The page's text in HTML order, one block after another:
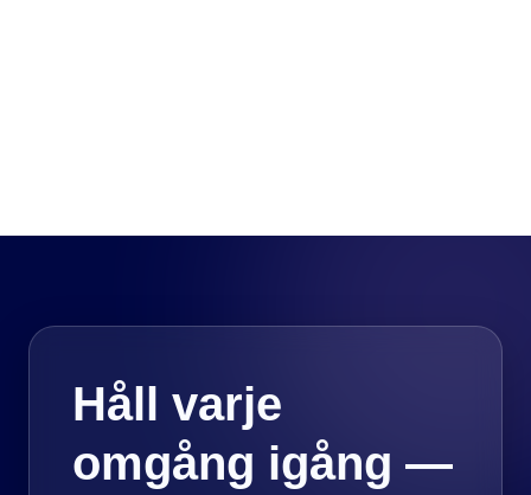
Håll varje
omgång igång —